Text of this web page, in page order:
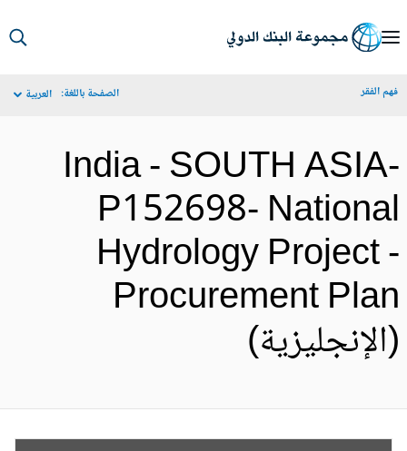
الفقر الصفحة باللغة: العربية
India - SOUTH
P152698-
Hydrology Project
Procurement